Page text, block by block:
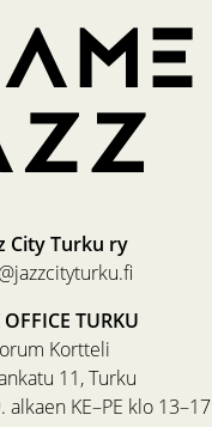
City Turku ry
OFFICE TURKU
Kortteli
11, Turku
alkaen KE–PE klo 13–17